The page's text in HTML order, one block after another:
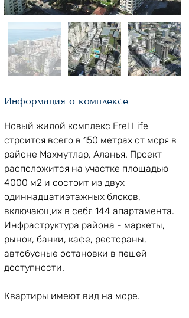
Информация о комплексе
Новый жилой комплекс Erel Life
строится всего в 150 метрах от моря в
районе Махмутлар, Аланья. Проект
расположится на участке площадью
4000 м2 и состоит из двух
одиннадцатиэтажных блоков,
включающих в себя 144 апартамента.
Инфраструктура района - маркеты,
рынок, банки, кафе, рестораны,
автобусные остановки в пешей
доступности.
Квартиры имеют вид на море.